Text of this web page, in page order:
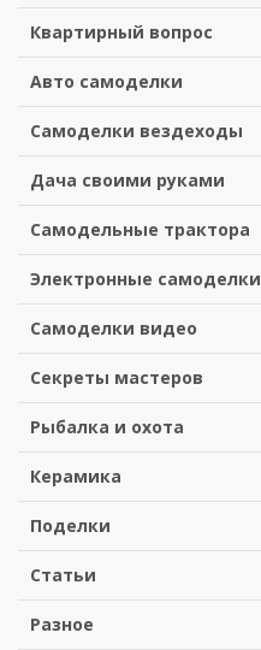
Квартирный вопрос
Авто самоделки
Самоделки вездеходы
Дача своими руками
Самодельные трактора
Электронные самоделки
Самоделки видео
Секреты мастеров
Рыбалка и охота
Керамика
Поделки
Статьи
Разное